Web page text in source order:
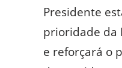
Presidente
prioridade da
e reforçará o